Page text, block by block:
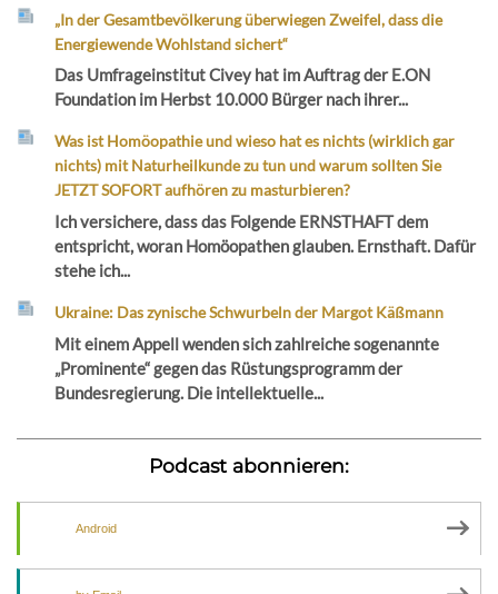
„In der Gesamtbevölkerung überwiegen Zweifel, dass die
Energiewende Wohlstand sichert“
Das Umfrageinstitut Civey hat im Auftrag der E.ON
Foundation im Herbst 10.000 Bürger nach ihrer...
Was ist Homöopathie und wieso hat es nichts (wirklich gar
nichts) mit Naturheilkunde zu tun und warum sollten Sie
JETZT SOFORT aufhören zu masturbieren?
Ich versichere, dass das Folgende ERNSTHAFT dem
entspricht, woran Homöopathen glauben. Ernsthaft. Dafür
stehe ich...
Ukraine: Das zynische Schwurbeln der Margot Käßmann
Mit einem Appell wenden sich zahlreiche sogenannte
„Prominente“ gegen das Rüstungsprogramm der
Bundesregierung. Die intellektuelle...
Podcast abonnieren:
Android